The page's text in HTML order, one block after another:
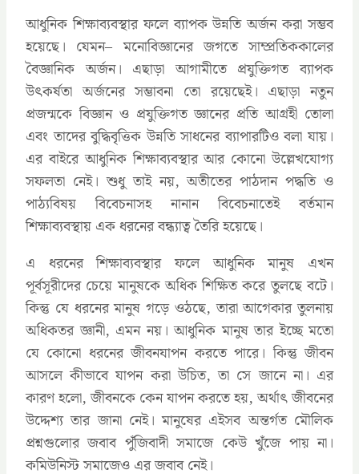
আধুনিক শিক্ষাব্যবস্থার ফলে ব্যাপক উন্নতি অর্জন করা সম্ভব
হয়েছে। যেমন– মনোবিজ্ঞানের জগতে সাম্প্রতিককালের
বৈজ্ঞানিক অর্জন। এছাড়া আগামীতে প্রযুক্তিগত ব্যাপক
উৎকর্ষতা অর্জনের সম্ভাবনা তো রয়েছেই। এছাড়া নতুন
প্রজন্মকে বিজ্ঞান ও প্রযুক্তিগত জ্ঞানের প্রতি আগ্রহী তোলা
এবং তাদের বুদ্ধিবৃত্তিক উন্নতি সাধনের ব্যাপারটিও বলা যায়।
এর বাইরে আধুনিক শিক্ষাব্যবস্থার আর কোনো উল্লেখযোগ্য
সফলতা নেই। শুধু তাই নয়, অতীতের পাঠদান পদ্ধতি ও
পাঠ্যবিষয় বিবেচনাসহ নানান বিবেচনাতেই বর্তমান
শিক্ষাব্যবস্থায় এক ধরনের বন্ধ্যাত্ব তৈরি হয়েছে।
এ ধরনের শিক্ষাব্যবস্থার ফলে আধুনিক মানুষ এখন
পূর্বসূরীদের চেয়ে মানুষকে অধিক শিক্ষিত করে তুলছে বটে।
কিন্তু যে ধরনের মানুষ গড়ে ওঠছে, তারা আগেকার তুলনায়
অধিকতর জ্ঞানী, এমন নয়। আধুনিক মানুষ তার ইচ্ছে মতো
যে কোনো ধরনের জীবনযাপন করতে পারে। কিন্তু জীবন
আসলে কীভাবে যাপন করা উচিত, তা সে জানে না। এর
কারণ হলো, জীবনকে কেন যাপন করতে হয়, অর্থাৎ জীবনের
উদ্দেশ্য তার জানা নেই। মানুষের এইসব অন্তর্গত মৌলিক
প্রশ্নগুলোর জবাব পুঁজিবাদী সমাজে কেউ খুঁজে পায় না।
কমিউনিস্ট সমাজেও এর জবাব নেই।